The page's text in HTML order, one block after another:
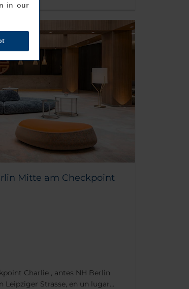
Mitte am Checkpoint
Charlie , antes NH Berlin
Leipziger Strasse, en un lugar
in our